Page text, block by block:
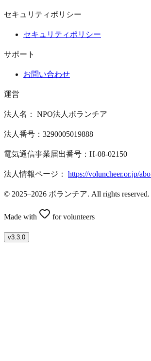
セキュリティポリシー
セキュリティポリシー
サポート
お問い合わせ
運営
法人名： NPO法人ボランチア
法人番号：3290005019888
電気通信事業届出番号：H-08-02150
法人情報ページ： https://voluncheer.or.jp/
© 2025–2026 ボランチア. All rights reserved.
Made with for volunteers
v3.3.0